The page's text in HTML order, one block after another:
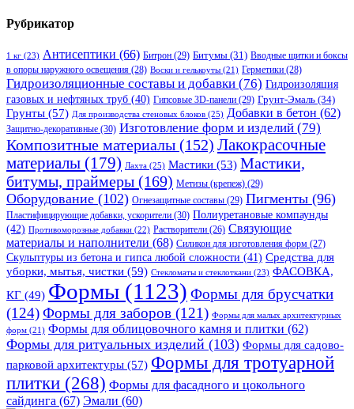
Рубрикатор
1 кг (23) Антисептики (66) Битрон (29) Битумы (31) Вводные щитки и боксы
в опоры наружного освещения (28) Воски и гелькоуты (21) Герметики (28)
Гидроизоляционные составы и добавки (76) Гидроизоляция
газовых и нефтяных труб (40) Гипсовые 3D-панели (29) Грунт-Эмаль (34)
Грунты (57) Для производства стеновых блоков (25) Добавки в бетон (62)
Защитно-декоративные (30) Изготовление форм и изделий (79)
Композитные материалы (152) Лакокрасочные
материалы (179) Лахта (25) Мастики (53) Мастики,
битумы, праймеры (169) Метизы (крепеж) (29)
Оборудование (102) Огнезащитные составы (29) Пигменты (96)
Пластифицирующие добавки, ускорители (30) Полиуретановые компаунды
(42) Противоморозные добавки (22) Растворители (26) Связующие
материалы и наполнители (68) Силикон для изготовления форм (27)
Скульптуры из бетона и гипса любой сложности (41) Средства для
уборки, мытья, чистки (59) Стекломаты и стеклоткани (23) ФАСОВКА,
КГ (49) Формы (1123) Формы для брусчатки
(124)Формы для заборов (121) Формы для малых архитектурных
форм (21) Формы для облицовочного камня и плитки (62)
Формы для ритуальных изделий (103) Формы для садово-
парковой архитектуры (57) Формы для тротуарной
плитки (268) Формы для фасадного и цокольного
сайдинга (67) Эмали (60)